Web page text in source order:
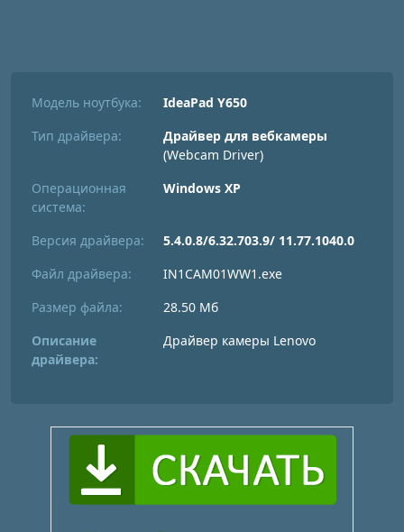
Модель ноутбука:
IdeaPad Y650
Тип драйвера:
Драйвер для вебкамеры
(Webcam Driver)
Операционная
система:
Windows XP
Версия драйвера:
5.4.0.8/6.32.703.9/ 11.77.1040.0
Файл драйвера:
IN1CAM01WW1.exe
Размер файла:
28.50 Мб
Описание
драйвера:
Драйвер камеры Lenovo